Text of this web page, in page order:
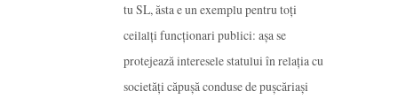
tu SL, ăsta e un exemplu pentru toți
ceilalți funcționari publici: așa se
protejează interesele statului în relația cu
societăți căpușă conduse de pușcăriași